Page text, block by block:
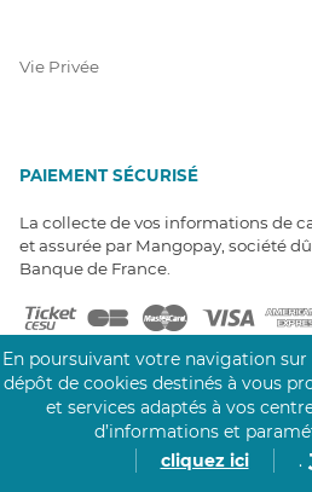
Vie Privée
PAIEMENT SÉCURISÉ
La collecte de vos informations de
et assurée par Mangopay, société
Banque de France.
NOS PARTENAIRES
En poursuivant votre navigation
dépôt de cookies destinés à vous
et services adaptés à vos
d’informations et
cliquez ici
.